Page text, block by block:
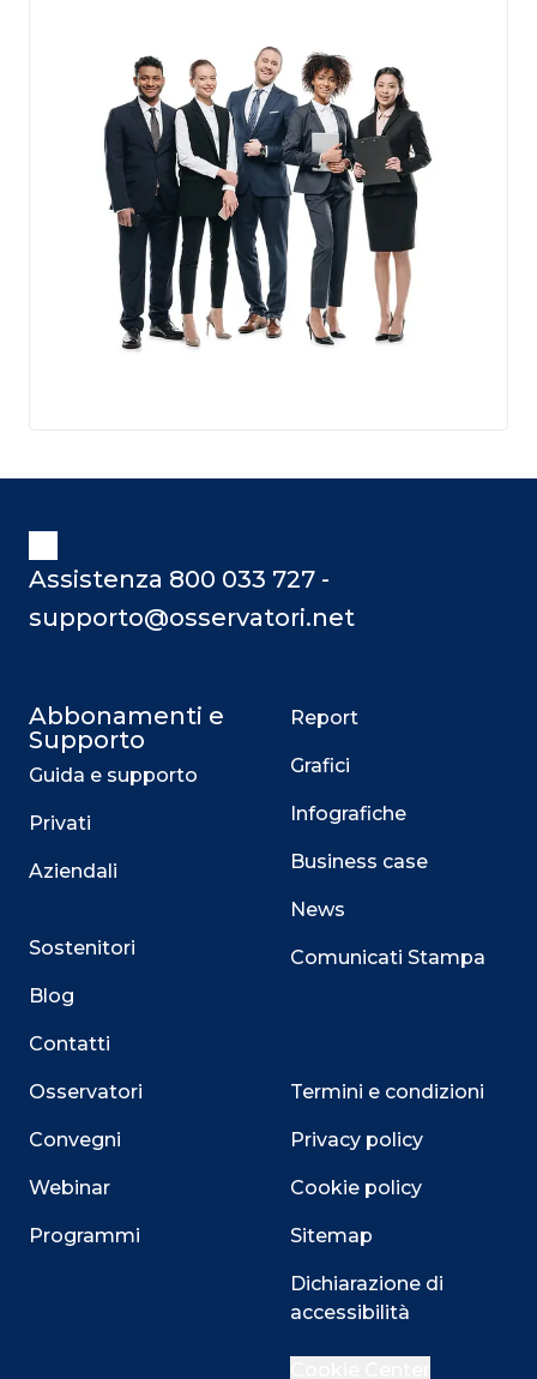
Assistenza 800 033 727 -
supporto@osservatori.net
Abbonamenti e
Supporto
Guida e supporto
Privati
Aziendali
Sostenitori
Blog
Contatti
Osservatori
Convegni
Webinar
Programmi
Report
Grafici
Infografiche
Business case
News
Comunicati Stampa
Termini e condizioni
Privacy policy
Cookie policy
Sitemap
Dichiarazione di
accessibilità